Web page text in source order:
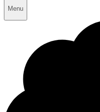
Menu